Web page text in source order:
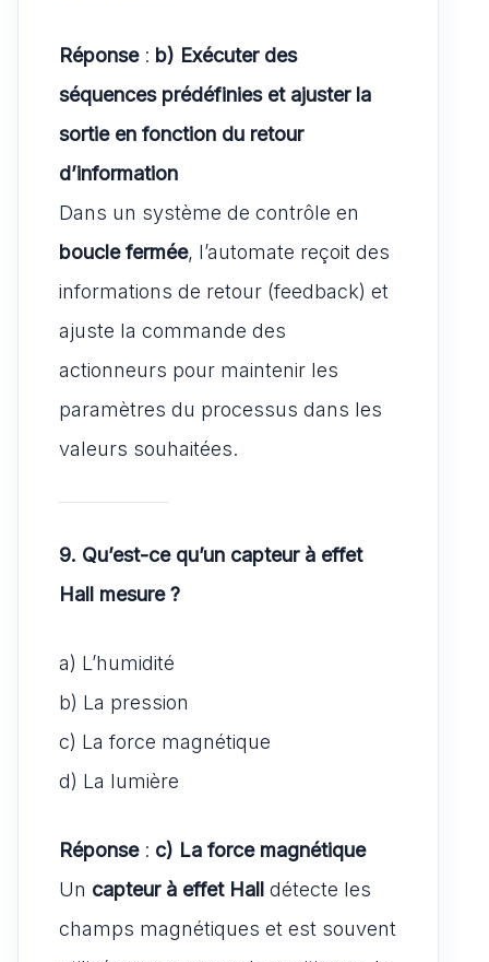
Réponse: b) Exécuter des
séquences prédéfinies et ajuster la
sortie en fonction du retour
d’information
Dans un système de contrôle en
boucle fermée, l’automate reçoit des
informations de retour (feedback) et
ajuste la commande des
actionneurs pour maintenir les
paramètres du processus dans les
valeurs souhaitées.
9. Qu’est-ce qu’un capteur à effet
Hall mesure ?
a) L’humidité
b) La pression
c) La force magnétique
d) La lumière
Réponse: c) La force magnétique
Un capteur à effet Hall détecte les
champs magnétiques et est souvent